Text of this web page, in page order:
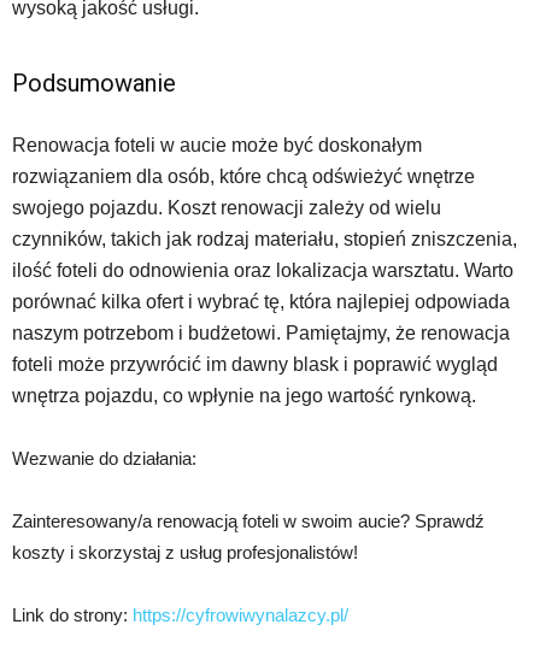
wysoką jakość usługi.
Podsumowanie
Renowacja foteli w aucie może być doskonałym
rozwiązaniem dla osób, które chcą odświeżyć wnętrze
swojego pojazdu. Koszt renowacji zależy od wielu
czynników, takich jak rodzaj materiału, stopień zniszczenia,
ilość foteli do odnowienia oraz lokalizacja warsztatu. Warto
porównać kilka ofert i wybrać tę, która najlepiej odpowiada
naszym potrzebom i budżetowi. Pamiętajmy, że renowacja
foteli może przywrócić im dawny blask i poprawić wygląd
wnętrza pojazdu, co wpłynie na jego wartość rynkową.
Wezwanie do działania:
Zainteresowany/a renowacją foteli w swoim aucie? Sprawdź
koszty i skorzystaj z usług profesjonalistów!
Link do strony: https://cyfrowiwynalazcy.pl/